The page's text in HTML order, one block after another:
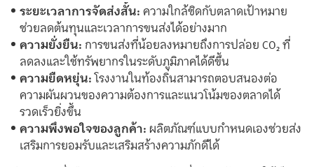
ระยะเวลาการจัดส่งสั้น: ความใกล้ชิดกับตลาดเป้าหมาย
ช่วยลดต้นทุนและเวลาการขนส่งได้อย่างมาก
ความยั่งยืน: การขนส่งที่น้อยลงหมายถึงการปล่อย CO₂ ที่
ลดลงและใช้ทรัพยากรในระดับภูมิภาคได้ดีขึ้น
ความยืดหยุ่น:โรงงานในท้องถิ่นสามารถตอบสนองต่อ
ความผันผวนของความต้องการและแนวโน้มของตลาดได้
รวดเร็วยิ่งขึ้น
ความพึงพอใจของลูกค้า: ผลิตภัณฑ์แบบกำหนดเองช่วยส่ง
เสริมการยอมรับและเสริมสร้างความภักดีได้